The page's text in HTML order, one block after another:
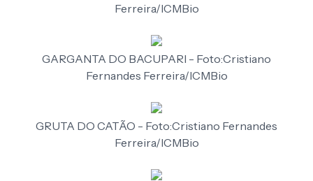
Ferreira/ICMBio
GARGANTA DO BACUPARI - Foto:Cristiano
Fernandes Ferreira/ICMBio
GRUTA DO CATÃO - Foto:Cristiano Fernandes
Ferreira/ICMBio